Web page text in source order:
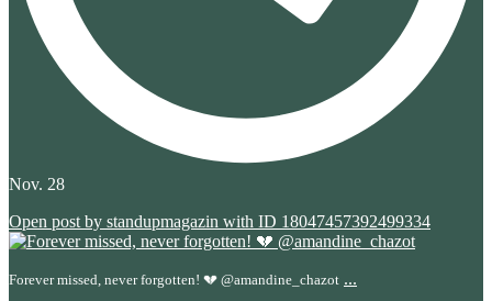
Nov. 28
Open post by standupmagazin with ID 18047457392499334
Forever missed, never forgotten! 💔 @amandine_chazot ...